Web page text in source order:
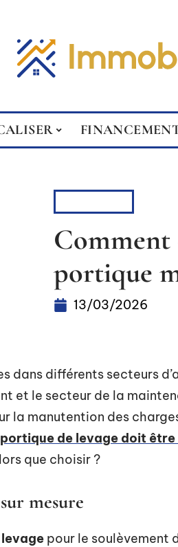
portique
13/03/2026
dans différents secteurs
et le secteur de la
la manutention des
de levage doit
que choisir ?
mesure
pour le soulèvement